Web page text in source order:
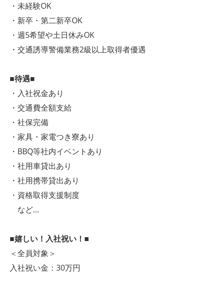
・未経験OK
・新卒・第二新卒OK
・週5希望や土日休みOK
・交通誘導警備業務2級以上取得者優遇
■待遇■
・入社祝金あり
・交通費全額支給
・社保完備
・家具・家電つき寮あり
・BBQ等社内イベントあり
・社用車貸出あり
・社用携帯貸出あり
・資格取得支援制度
など…
■嬉しい！入社祝い！■
＜全員対象＞
入社祝い金：30万円